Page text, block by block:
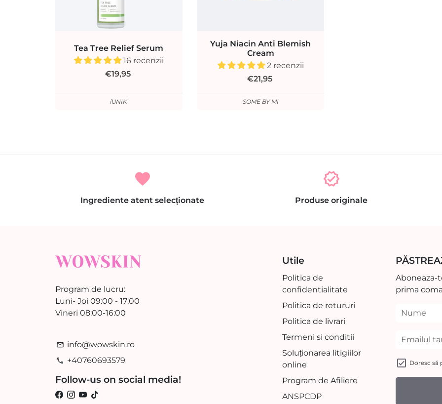
Tea Tree Relief Serum
16 recenzii
€19,95
iUNIK
Yuja Niacin Anti Blemish
Cream
2 recenzii
€21,95
SOME BY MI
favorite
Ingrediente atent selecționate
verified
Produse originale
Program de lucru:
Luni- Joi 09:00 - 17:00
Vineri 08:00-16:00
email info@wowskin.ro
phone +40760693579
Follow-us on social media!
Utile
Politica de
confidentialitate
Politica de retururi
Politica de livrari
Termeni si conditii
Soluționarea litigiilor
online
Program de Afiliere
ANSPCDP
Aboneaza-
prima
Doresc să